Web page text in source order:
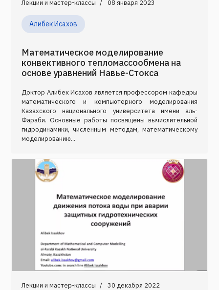
Лекции и мастер-классы 08 января 2023
Алибек Исахов
Математическое моделирование
конвективного тепломассообмена на
основе уравнений Навье-Стокса
Доктор Алибек Исахов является профессором кафедры
математического и компьютерного моделирования
Казахского национального университета имени аль-
Фараби. Основные работы посвящены вычислительной
гидродинамики, численным методам, математическому
моделированию...
Лекции и мастер-классы 30 декабря 2022